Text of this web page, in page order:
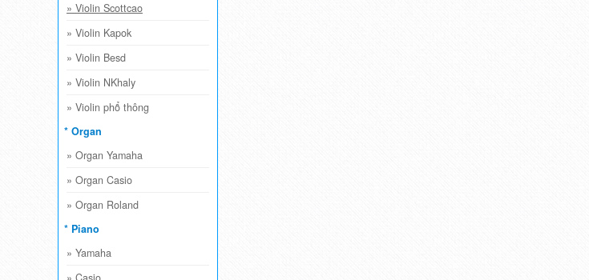
» Violin Scottcao
» Violin Kapok
» Violin Besd
» Violin NKhaly
» Violin phổ thông
* Organ
» Organ Yamaha
» Organ Casio
» Organ Roland
* Piano
» Yamaha